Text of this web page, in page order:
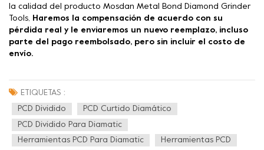
la calidad del producto Mosdan Metal Bond Diamond Grinder
Tools, Haremos la compensación de acuerdo con su
pérdida real y le enviaremos un nuevo reemplazo, incluso
parte del pago reembolsado, pero sin incluir el costo de
envío.
ETIQUETAS :
PCD Dividido PCD Curtido Diamático
PCD Dividido Para Diamatic
Herramientas PCD Para Diamatic
Herramientas PCD